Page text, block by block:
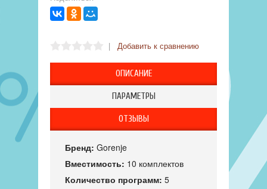
| Добавить к сравнению
ОПИСАНИЕ
ПАРАМЕТРЫ
ОТЗЫВЫ
Бренд: Gorenje
Вместимость: 10 комплектов
Количество программ: 5